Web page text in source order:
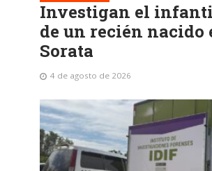
Investigan el
de un recién nacido
Sorata
4 de agosto de 2026